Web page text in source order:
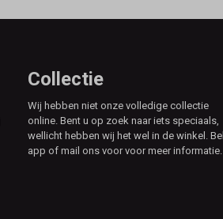
Collectie
Wij hebben niet onze volledige collectie
online. Bent u op zoek naar iets speciaals,
wellicht hebben wij het wel in de winkel. Bel,
app of mail ons voor voor meer informatie.